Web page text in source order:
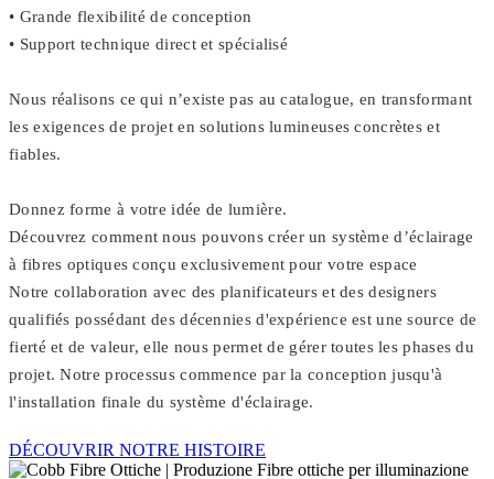
• Grande flexibilité de conception
• Support technique direct et spécialisé
Nous réalisons ce qui n’existe pas au catalogue, en transformant
les exigences de projet en solutions lumineuses concrètes et
fiables.
Donnez forme à votre idée de lumière.
Découvrez comment nous pouvons créer un système d’éclairage
à fibres optiques conçu exclusivement pour votre espace
Notre collaboration avec des planificateurs et des designers
qualifiés possédant des décennies d'expérience est une source de
fierté et de valeur, elle nous permet de gérer toutes les phases du
projet. Notre processus commence par la conception jusqu'à
l'installation finale du système d'éclairage.
DÉCOUVRIR NOTRE HISTOIRE